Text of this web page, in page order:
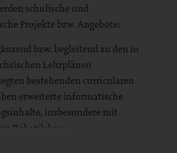
schulische und
Projekte bzw. Angebote:
bzw. begleitend zu den in
Lehrplänen
bestehenden curricularen
erweiterte informatische
insbesondere mit
Robotik bzw.
vermitteln;